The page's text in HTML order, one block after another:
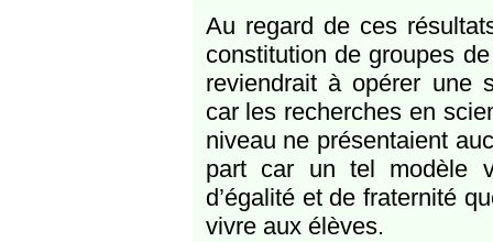
Au regard de ces
constitution de groupes
reviendrait à opérer une
car les recherches en
niveau ne présentaient
part car un tel modèle
d’égalité et de fraternité
vivre aux élèves.